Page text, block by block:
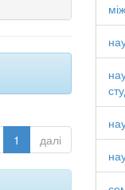
1 далі